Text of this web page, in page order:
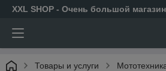
XXL SHOP - Очень большой
Товары и услуги